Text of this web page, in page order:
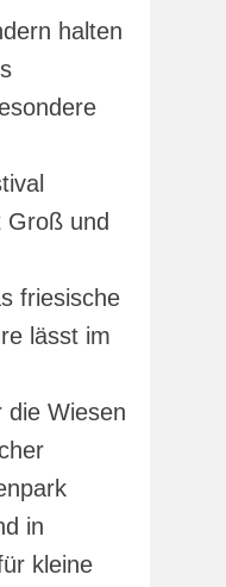
halten
Groß und
friesische
lässt im
die Wiesen
in
kleine